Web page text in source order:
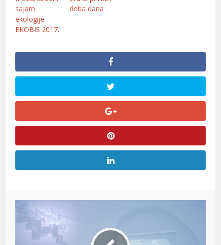
sajam
ekologije
EKOBIS 2017.
doba dana